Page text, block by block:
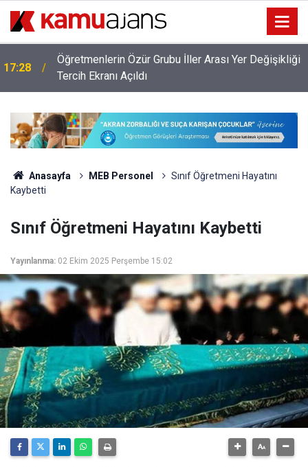
17:28
Öğretmenlerin Özür Grubu İller Arası Yer Değişikliği
Tercih Ekranı Açıldı
17:13
MEB'den Ücretli Öğretmen İhtiyacını Azaltacak
Anasayfa MEB Personel
Sınıf Öğretmeni Hayatını
Kaybetti
Sınıf Öğretmeni Hayatını Kaybetti
Yayınlanma: 02 Ekim 2025 Perşembe 15:02